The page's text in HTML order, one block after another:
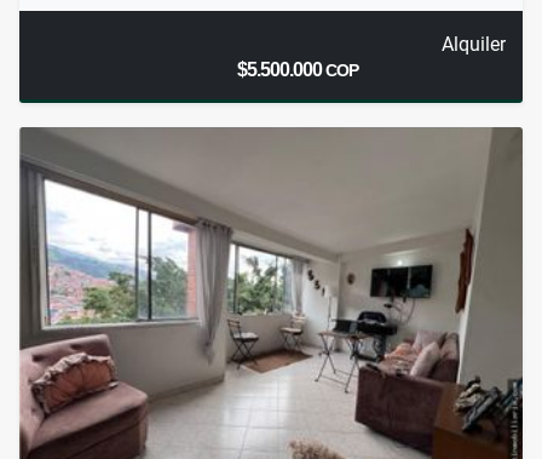
Alquiler
$5.500.000COP